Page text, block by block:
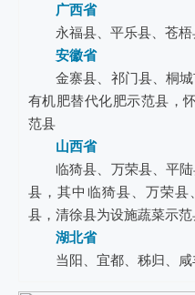
广西省
永福县、平乐县、苍梧
安徽省
金寨县、祁门县、桐
有机肥替代化肥示范县，
范县
山西省
临猗县、万荣县、平
县，其中临猗县、万荣
县，清徐县为设施蔬菜示范
湖北省
当阳、宜都、秭归、咸